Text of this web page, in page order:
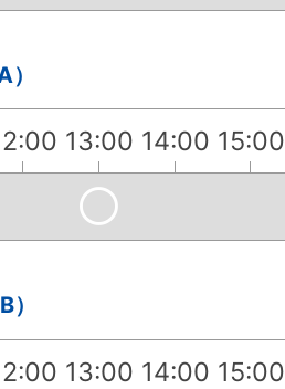
13:00 14:00 15:00
13:00 14:00 15:00